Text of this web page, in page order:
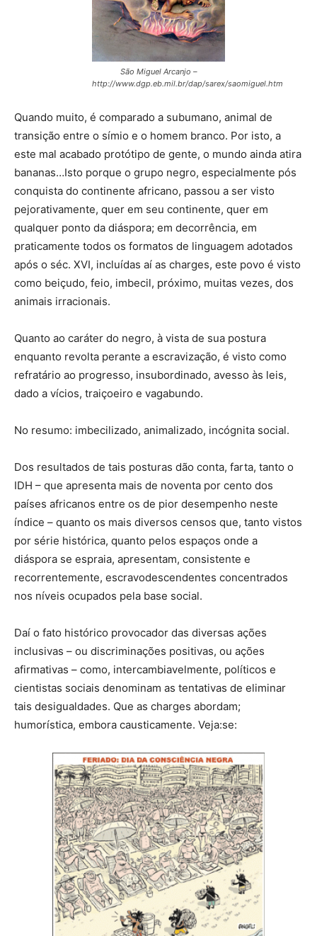
São Miguel Arcanjo –
http://www.dgp.eb.mil.br/dap/sarex/saomiguel.htm
Quando muito, é comparado a subumano, animal de
transição entre o símio e o homem branco. Por isto, a
este mal acabado protótipo de gente, o mundo ainda atira
bananas…Isto porque o grupo negro, especialmente pós
conquista do continente africano, passou a ser visto
pejorativamente, quer em seu continente, quer em
qualquer ponto da diáspora; em decorrência, em
praticamente todos os formatos de linguagem adotados
após o séc. XVI, incluídas aí as charges, este povo é visto
como beiçudo, feio, imbecil, próximo, muitas vezes, dos
animais irracionais.
Quanto ao caráter do negro, à vista de sua postura
enquanto revolta perante a escravização, é visto como
refratário ao progresso, insubordinado, avesso às leis,
dado a vícios, traiçoeiro e vagabundo.
No resumo: imbecilizado, animalizado, incógnita social.
Dos resultados de tais posturas dão conta, farta, tanto o
IDH – que apresenta mais de noventa por cento dos
países africanos entre os de pior desempenho neste
índice – quanto os mais diversos censos que, tanto vistos
por série histórica, quanto pelos espaços onde a
diáspora se espraia, apresentam, consistente e
recorrentemente, escravodescendentes concentrados
nos níveis ocupados pela base social.
Daí o fato histórico provocador das diversas ações
inclusivas – ou discriminações positivas, ou ações
afirmativas – como, intercambiavelmente, políticos e
cientistas sociais denominam as tentativas de eliminar
tais desigualdades. Que as charges abordam;
humorística, embora causticamente. Veja:se: